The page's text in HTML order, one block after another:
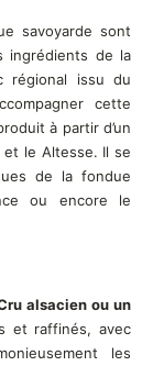
savoyarde sont
ingrédients de la
régional issu du
cette
à partir d’un
et le Altesse. Il se
de la fondue
ou encore le
alsacien ou un
et raffinés, avec
les